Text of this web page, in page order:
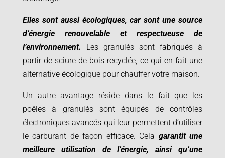
Elles sont aussi écologiques, car sont une source
d’énergie renouvelable et respectueuse de
l’environnement. Les granulés sont fabriqués à
partir de sciure de bois recyclée, ce qui en fait une
alternative écologique pour chauffer votre maison.
Un autre avantage réside dans le fait que les
poêles à granulés sont équipés de contrôles
électroniques avancés qui leur permettent d’utiliser
le carburant de façon efficace. Cela garantit une
meilleure utilisation de l’énergie, ainsi qu’une